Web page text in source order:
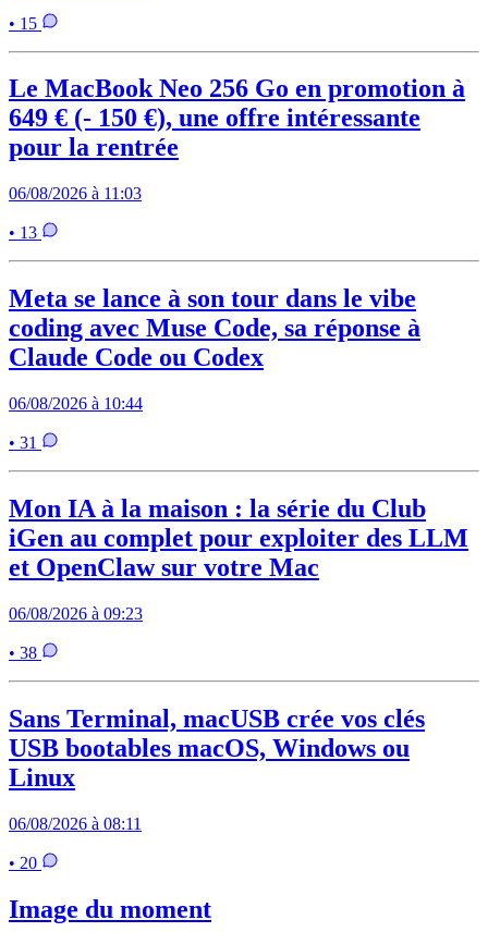
• 15
Le MacBook Neo 256 Go en promotion à
649 € (- 150 €), une offre intéressante
pour la rentrée
06/08/2026 à 11:03
• 13
Meta se lance à son tour dans le vibe
coding avec Muse Code, sa réponse à
Claude Code ou Codex
06/08/2026 à 10:44
• 31
Mon IA à la maison : la série du Club
iGen au complet pour exploiter des LLM
et OpenClaw sur votre Mac
06/08/2026 à 09:23
• 38
Sans Terminal, macUSB crée vos clés
USB bootables macOS, Windows ou
Linux
06/08/2026 à 08:11
• 20
Image du moment